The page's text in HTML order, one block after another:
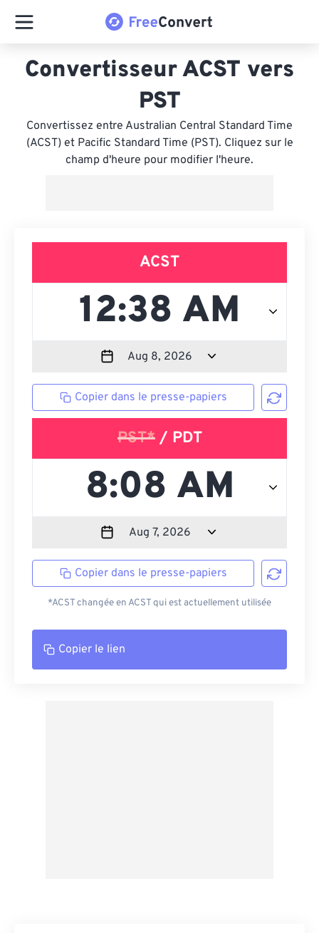
Convertisseur ACST vers
PST
Convertissez entre Australian Central Standard Time
(ACST) et Pacific Standard Time (PST). Cliquez sur le
champ d'heure pour modifier l'heure.
ACST
Copier dans le presse-papiers
PST*/ PDT
Copier dans le presse-papiers
*ACST changée en ACST qui est actuellement utilisée
Copier le lien